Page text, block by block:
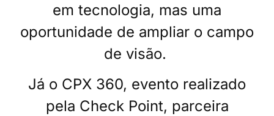
em tecnologia, mas uma
oportunidade de ampliar o campo
de visão.
Já o CPX 360, evento realizado
pela Check Point, parceira